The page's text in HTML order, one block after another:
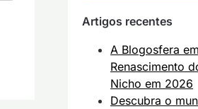
Artigos recentes
A Blogosfera
Renascimento
Nicho em 2026
Descubra o